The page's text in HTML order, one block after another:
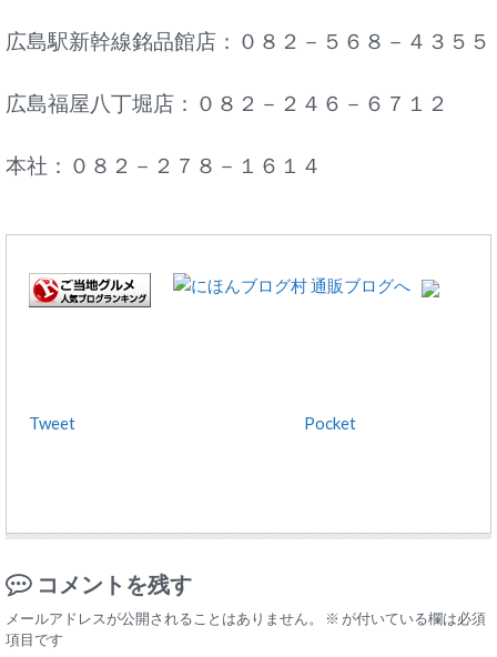
広島駅新幹線銘品館店：０８２－５６８－４３５５
広島福屋八丁堀店：０８２－２４６－６７１２
本社：０８２－２７８－１６１４
Tweet Pocket
コメントを残す
メールアドレスが公開されることはありません。 ※ が付いている欄は必須
項目です